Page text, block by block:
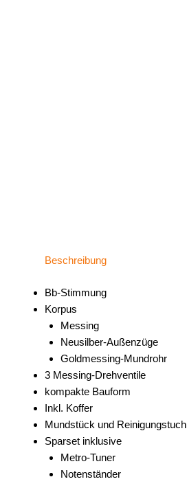
Beschreibung
Bb-Stimmung
Korpus
Messing
Neusilber-Außenzüge
Goldmessing-Mundrohr
3 Messing-Drehventile
kompakte Bauform
Inkl. Koffer
Mundstück und Reinigungstuch
Sparset inklusive
Metro-Tuner
Notenständer